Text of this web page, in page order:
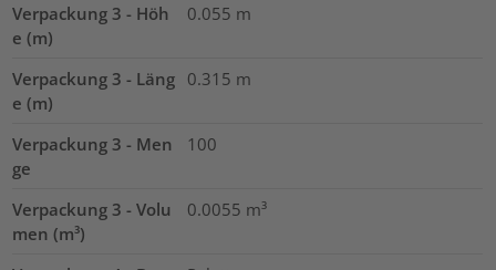
Verpackung 3 - Höh
e (m)
0.055 m
Verpackung 3 - Läng
e (m)
0.315 m
Verpackung 3 - Men
ge
100
Verpackung 3 - Volu
men (m³)
0.0055 m³